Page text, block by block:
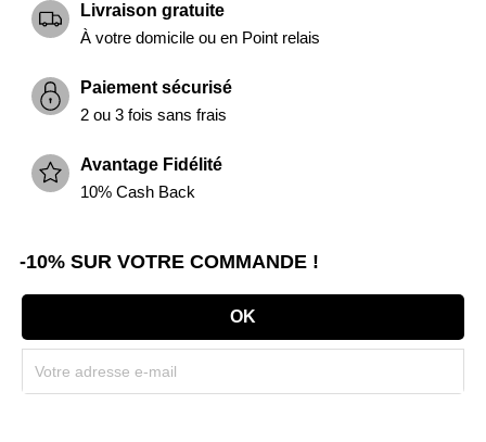
Livraison gratuite
À votre domicile ou en Point relais
Paiement sécurisé
2 ou 3 fois sans frais
Avantage Fidélité
10% Cash Back
-10% SUR VOTRE COMMANDE !